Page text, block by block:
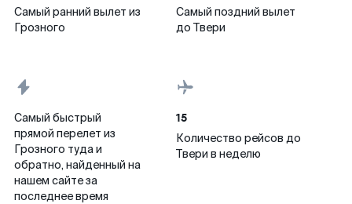
Самый ранний вылет из
Грозного
Самый поздний вылет
до Твери
Самый быстрый
прямой перелет из
Грозного туда и
обратно, найденный на
нашем сайте за
последнее время
15
Количество рейсов до
Твери в неделю